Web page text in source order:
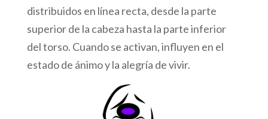
distribuidos en línea recta, desde la parte
superior de la cabeza hasta la parte inferior
del torso. Cuando se activan, influyen en el
estado de ánimo y la alegría de vivir.